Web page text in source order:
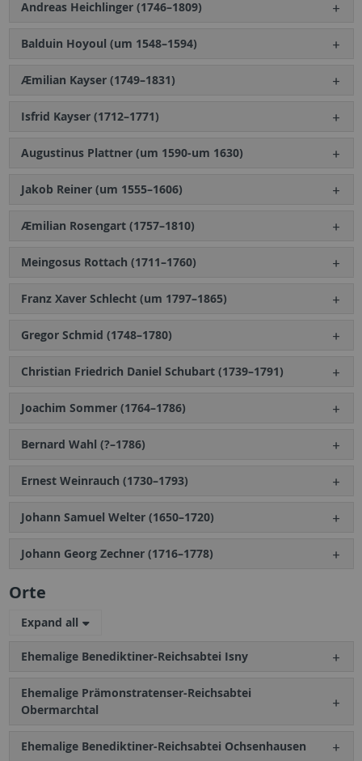
Andreas Heichlinger (1746–1809)
Balduin Hoyoul (um 1548–1594)
Æmilian Kayser (1749–1831)
Isfrid Kayser (1712–1771)
Augustinus Plattner (um 1590-um 1630)
Jakob Reiner (um 1555–1606)
Æmilian Rosengart (1757–1810)
Meingosus Rottach (1711–1760)
Franz Xaver Schlecht (um 1797–1865)
Gregor Schmid (1748–1780)
Christian Friedrich Daniel Schubart (1739–1791)
Joachim Sommer (1764–1786)
Bernard Wahl (?–1786)
Ernest Weinrauch (1730–1793)
Johann Samuel Welter (1650–1720)
Johann Georg Zechner (1716–1778)
Orte
Expand all
Ehemalige Benediktiner-Reichsabtei Isny
Ehemalige Prämonstratenser-Reichsabtei
Obermarchtal
Ehemalige Benediktiner-Reichsabtei Ochsenhausen